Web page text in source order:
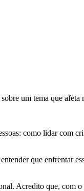
um tema que afeta
como lidar com
que enfrentar
Acredito que, com